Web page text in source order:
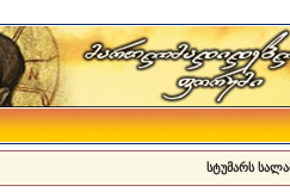
სტუმარს